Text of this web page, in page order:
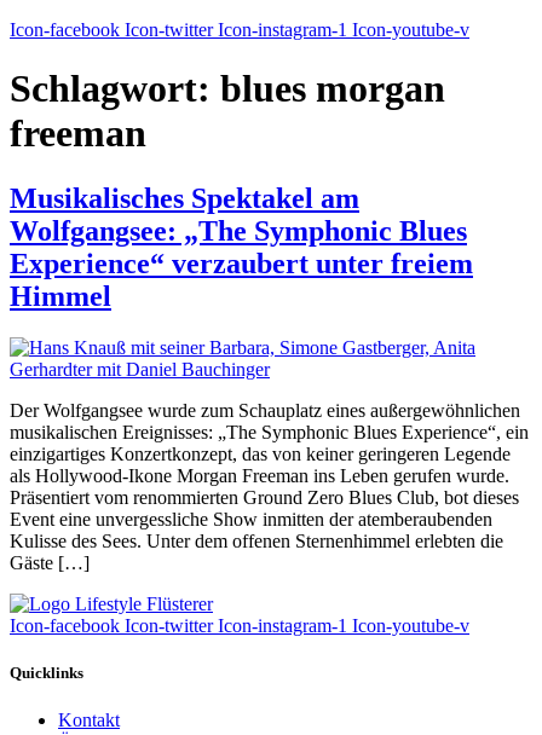
Icon-facebook Icon-twitter Icon-instagram-1 Icon-youtube-v
Schlagwort: blues morgan
freeman
Musikalisches Spektakel am
Wolfgangsee: „The Symphonic Blues
Experience“ verzaubert unter freiem
Himmel
Der Wolfgangsee wurde zum Schauplatz eines außergewöhnlichen
musikalischen Ereignisses: „The Symphonic Blues Experience“, ein
einzigartiges Konzertkonzept, das von keiner geringeren Legende
als Hollywood-Ikone Morgan Freeman ins Leben gerufen wurde.
Präsentiert vom renommierten Ground Zero Blues Club, bot dieses
Event eine unvergessliche Show inmitten der atemberaubenden
Kulisse des Sees. Unter dem offenen Sternenhimmel erlebten die
Gäste […]
Icon-facebook Icon-twitter Icon-instagram-1 Icon-youtube-v
Quicklinks
Kontakt